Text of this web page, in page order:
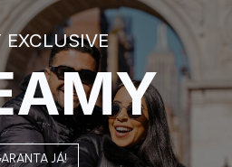
EXCLUSIVE
JÁ!​​